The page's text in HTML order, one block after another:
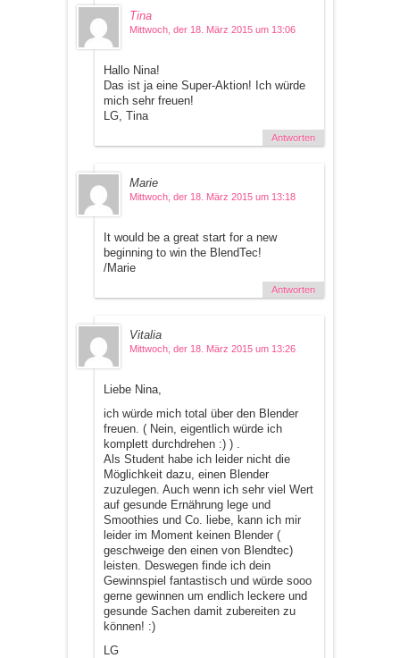
Tina
Mittwoch, der 18. März 2015 um 13:06
Hallo Nina!
Das ist ja eine Super-Aktion! Ich würde
mich sehr freuen!
LG, Tina
Antworten
Marie
Mittwoch, der 18. März 2015 um 13:18
It would be a great start for a new
beginning to win the BlendTec!
/Marie
Antworten
Vitalia
Mittwoch, der 18. März 2015 um 13:26
Liebe Nina,
ich würde mich total über den Blender
freuen. ( Nein, eigentlich würde ich
komplett durchdrehen :) ) .
Als Student habe ich leider nicht die
Möglichkeit dazu, einen Blender
zuzulegen. Auch wenn ich sehr viel Wert
auf gesunde Ernährung lege und
Smoothies und Co. liebe, kann ich mir
leider im Moment keinen Blender (
geschweige den einen von Blendtec)
leisten. Deswegen finde ich dein
Gewinnspiel fantastisch und würde sooo
gerne gewinnen um endlich leckere und
gesunde Sachen damit zubereiten zu
können! :)
LG